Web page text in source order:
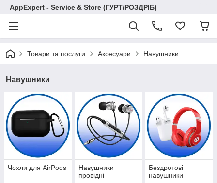
AppExpert - Service & Store (ГУРТ/РОЗДРІБ)
Товари та послуги Аксесуари Навушники
Навушники
Чохли для AirPods
Навушники
провідні
Бездротові
навушники